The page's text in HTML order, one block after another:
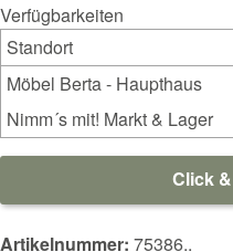
Verfügbarkeiten
Standort
Möbel Berta - Haupthaus
Nimm´s mit! Markt & Lager
Click
Artikelnummer: 75386..